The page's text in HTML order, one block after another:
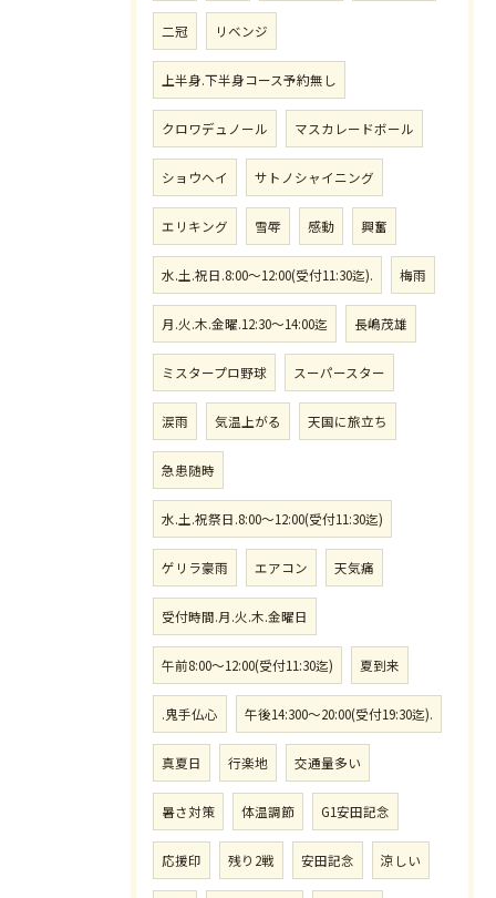
二冠 リベンジ
上半身.下半身コース予約無し
クロワデュノール マスカレードボール
ショウヘイ サトノシャイニング
エリキング 雪辱 感動 興奮
水.土.祝日.8:00〜12:00(受付11:30迄). 梅雨
月.火.木.金曜.12:30〜14:00迄 長嶋茂雄
ミスタープロ野球 スーパースター
涙雨 気温上がる 天国に旅立ち
急患随時
水.土.祝祭日.8:00〜12:00(受付11:30迄)
ゲリラ豪雨 エアコン 天気痛
受付時間.月.火.木.金曜日
午前8:00〜12:00(受付11:30迄) 夏到来
.鬼手仏心 午後14:300〜20:00(受付19:30迄).
真夏日 行楽地 交通量多い
暑さ対策 体温調節 G1安田記念
応援印 残り2戦 安田記念 涼しい